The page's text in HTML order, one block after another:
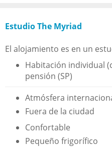
Estudio The Myriad
El alojamiento es en un
Habitación individual
pensión (SP)
Atmósfera
Fuera de la ciudad
Confortable
Pequeño frigorífico